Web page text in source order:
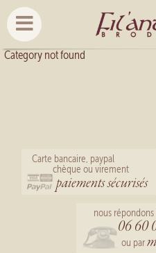
Category not found
Carte bancaire, paypal
chèque ou virement
paiements sécurisés
nous
06 60
ou par